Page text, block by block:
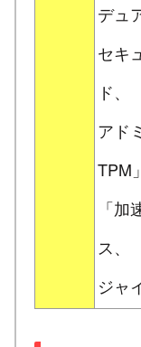
デュ
セキ
ド、
アド
TPM
「
ス、
ジャ